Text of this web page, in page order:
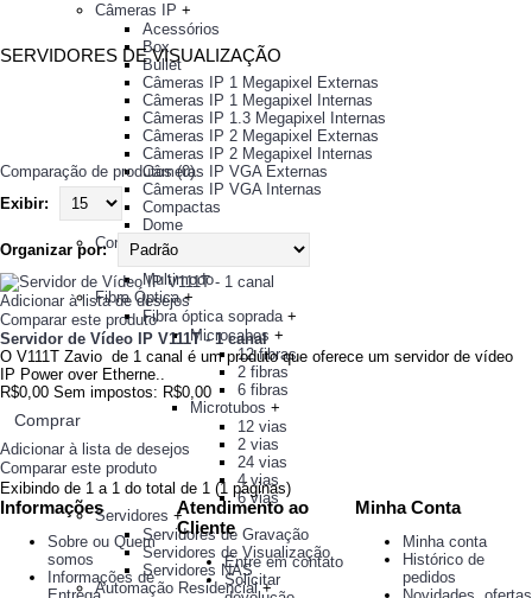
Câmeras IP +
Acessórios
Box
Bullet
Câmeras IP 1 Megapixel Externas
Câmeras IP 1 Megapixel Internas
Câmeras IP 1.3 Megapixel Internas
Câmeras IP 2 Megapixel Externas
Câmeras IP 2 Megapixel Internas
Câmeras IP VGA Externas
Câmeras IP VGA Internas
Compactas
Dome
Conversor de Mídia
Multimodo
Fibra Óptica+
Fibra óptica soprada +
Microcabos +
12 fibras
2 fibras
6 fibras
Microtubos +
12 vias
2 vias
24 vias
4 vias
6 vias
Servidores +
Servidores de Gravação
Servidores de Visualização
Servidores NAS
Automação Residencial+
SERVIDORES DE VISUALIZAÇÃO
Comparação de produtos (0)
Exibir:
Organizar por:
Adicionar à lista de desejos
Comparar este produto
Servidor de Vídeo IP V111T - 1 canal
O V111T Zavio de 1 canal é um produto que oferece um servidor de vídeo
IP Power over Etherne..
R$0,00 Sem impostos: R$0,00
Comprar
Adicionar à lista de desejos
Comparar este produto
Exibindo de 1 a 1 do total de 1 (1 páginas)
Informações
Sobre ou Quem
somos
Informações de
Atendimento ao
Cliente
Entre em contato
Solicitar
Minha Conta
Minha conta
Histórico de
pedidos